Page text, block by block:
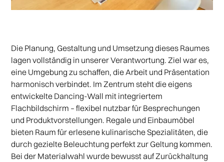
Die Planung, Gestaltung und Umsetzung dieses Raumes
lagen vollständig in unserer Verantwortung. Ziel war es,
eine Umgebung zu schaffen, die Arbeit und Präsentation
harmonisch verbindet. Im Zentrum steht die eigens
entwickelte Dancing-Wall mit integriertem
Flachbildschirm – flexibel nutzbar für Besprechungen
und Produktvorstellungen. Regale und Einbaumöbel
bieten Raum für erlesene kulinarische Spezialitäten, die
durch gezielte Beleuchtung perfekt zur Geltung kommen.
Bei der Materialwahl wurde bewusst auf Zurückhaltung